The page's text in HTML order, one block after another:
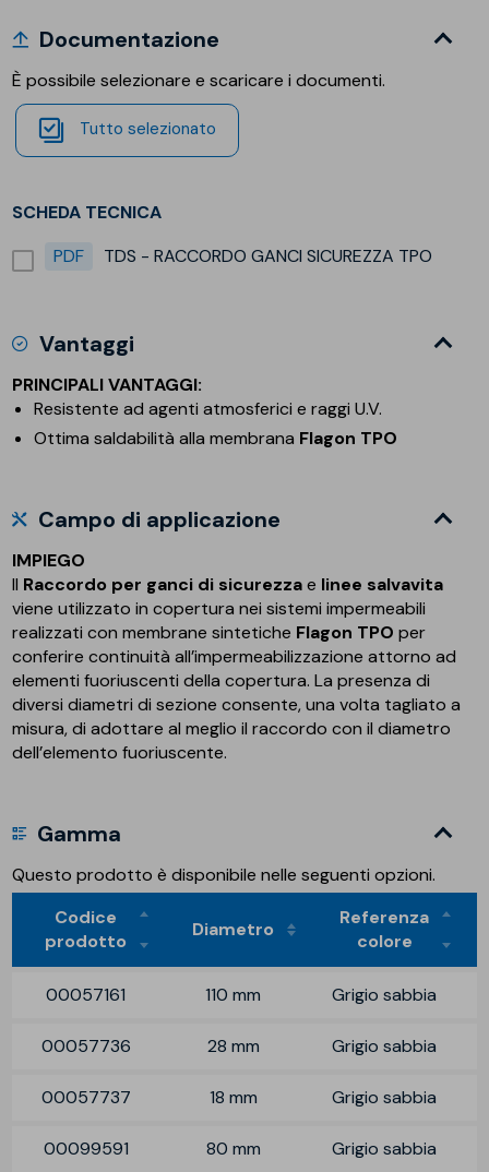
Documentazione
È possibile selezionare e scaricare i documenti.
Tutto selezionato
SCHEDA TECNICA
PDF
TDS - RACCORDO GANCI SICUREZZA TPO
Vantaggi
PRINCIPALI VANTAGGI:
Resistente ad agenti atmosferici e raggi U.V.
Ottima saldabilità alla membrana Flagon TPO
Campo di applicazione
IMPIEGO
Il Raccordo per ganci di sicurezzae linee salvavita
viene utilizzato in copertura nei sistemi impermeabili
realizzati con membrane sintetiche Flagon TPO per
conferire continuità all’impermeabilizzazione attorno ad
elementi fuoriuscenti della copertura. La presenza di
diversi diametri di sezione consente, una volta tagliato a
misura, di adottare al meglio il raccordo con il diametro
dell’elemento fuoriuscente.
Gamma
Questo prodotto è disponibile nelle seguenti opzioni.
Codice
prodotto
Diametro
Referenza
colore
00057161 110 mm Grigio sabbia
00057736 28 mm Grigio sabbia
00057737 18 mm Grigio sabbia
00099591 80 mm Grigio sabbia